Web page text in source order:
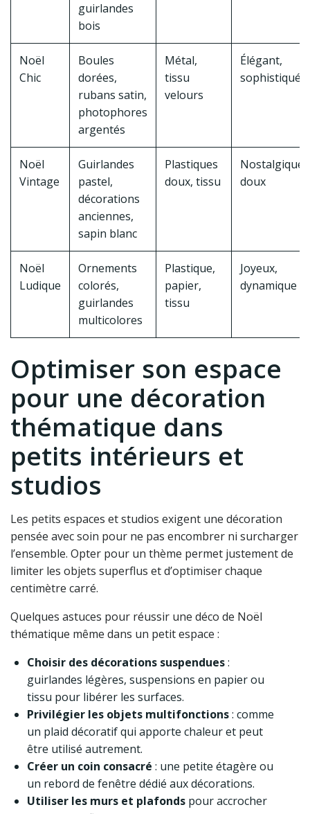
guirlandes
bois
Noël
Chic
Boules
dorées,
rubans satin,
photophores
argentés
Métal,
tissu
velours
Élégant,
sophistiqué
Noël
Vintage
Guirlandes
pastel,
décorations
anciennes,
sapin blanc
Plastiques
doux, tissu
Nostalgique,
doux
Noël
Ludique
Ornements
colorés,
guirlandes
multicolores
Plastique,
papier,
tissu
Joyeux,
dynamique
Optimiser son espace
pour une décoration
thématique dans
petits intérieurs et
studios
Les petits espaces et studios exigent une décoration
pensée avec soin pour ne pas encombrer ni surcharger
l’ensemble. Opter pour un thème permet justement de
limiter les objets superflus et d’optimiser chaque
centimètre carré.
Quelques astuces pour réussir une déco de Noël
thématique même dans un petit espace :
Choisir des décorations suspendues:
guirlandes légères, suspensions en papier ou
tissu pour libérer les surfaces.
Privilégier les objets multifonctions: comme
un plaid décoratif qui apporte chaleur et peut
être utilisé autrement.
Créer un coin consacré : une petite étagère ou
un rebord de fenêtre dédié aux décorations.
Utiliser les murs et plafonds pour accrocher